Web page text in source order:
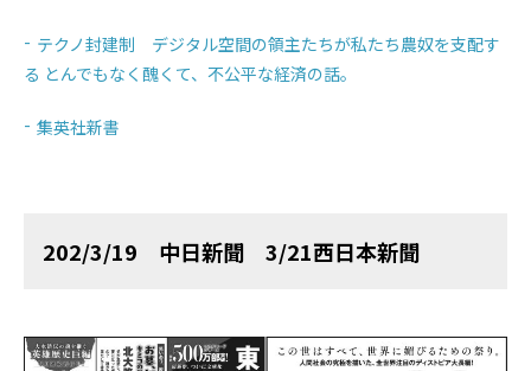
テクノ封建制 デジタル空間の領主たちが私たち農奴を支配す
る とんでもなく醜くて、不公平な経済の話。
集英社新書
202/3/19 中日新聞 3/21西日本新聞